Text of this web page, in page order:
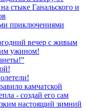
стыке Ганальского и
приключениями
вечер с живым
ужином!
камчатской
- создай его сам
настоящий зимний